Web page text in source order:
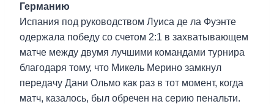
Германию
Испания под руководством Луиса де ла Фуэнте
одержала победу со счетом 2:1 в захватывающем
матче между двумя лучшими командами турнира
благодаря тому, что Микель Мерино замкнул
передачу Дани Ольмо как раз в тот момент, когда
матч, казалось, был обречен на серию пенальти.